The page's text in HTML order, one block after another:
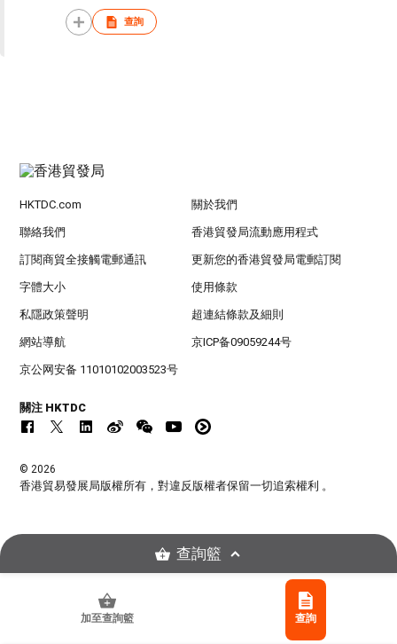
查詢
加至查詢籃 查詢
HKTDC.com 關於我們
聯絡我們 香港貿發局流動應用程式
訂閱商貿全接觸電郵通訊 更新您的香港貿發局電郵訂閱
字體大小 使用條款
私隱政策聲明 超連結條款及細則
網站導航 京ICP备09059244号
京公网安备 11010102003523号
關注 HKTDC
© 2026
香港貿易發展局版權所有，對違反版權者保留一切追索權利 。
查詢籃